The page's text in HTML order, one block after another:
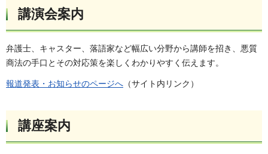
講演会案内
弁護士、キャスター、落語家など幅広い分野から講師を招き、悪質
商法の手口とその対応策を楽しくわかりやすく伝えます。
報道発表・お知らせのページへ （サイト内リンク）
講座案内